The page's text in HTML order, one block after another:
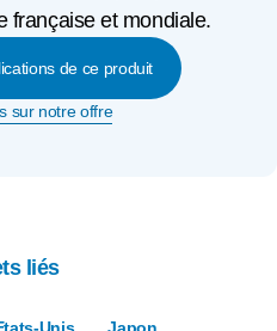
française et mondiale.
de ce produit
sur notre offre
liés